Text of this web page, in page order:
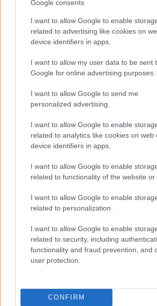
Google consents
I want to allow Google to enable
related to advertising like cookies on
device identifiers in apps.
I want to allow my user data to be sent
Google for online advertising purposes.
I want to allow Google to send me
personalized advertising.
I want to allow Google to enable
related to analytics like cookies on web
device identifiers in apps.
I want to allow Google to enable
related to functionality of the website or
I want to allow Google to enable
related to personalization.
I want to allow Google to enable
related to security, including
functionality and fraud prevention, and
user protection.
CONFIRM
mondo per una notte
Giorgia Meloni a La Maddalena,
“Orgoglio e discrezione per
Incendio nella notte a Olbia, a
A fuoco un deposito con
vigili del fuoco a Rudalza
Ristorante distrutto dalle
Maddalena, incendio a Monti d’à
Le previsioni meteo per il